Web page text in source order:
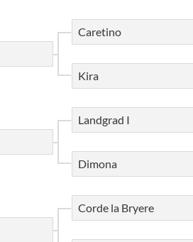
Caretino
Kira
Landgrad I
Dimona
Corde la Bryere